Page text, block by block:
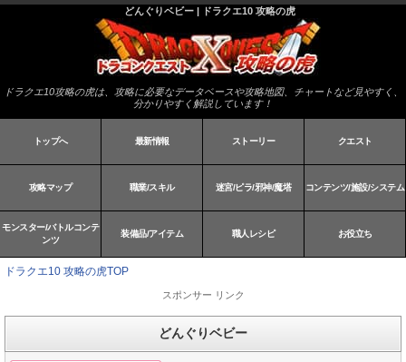
どんぐりベビー | ドラクエ10 攻略の虎
ドラクエ10攻略の虎は、攻略に必要なデータベースや攻略地図、チャートなど見やすく、
分かりやすく解説しています！
トップへ 最新情報 ストーリー クエスト
攻略マップ 職業/スキル 迷宮/ピラ/邪神/魔塔 コンテンツ/施設/システム
モンスター/バトルコンテ
ンツ
装備品/アイテム 職人レシピ お役立ち
ドラクエ10 攻略の虎TOP
スポンサー リンク
どんぐりベビー